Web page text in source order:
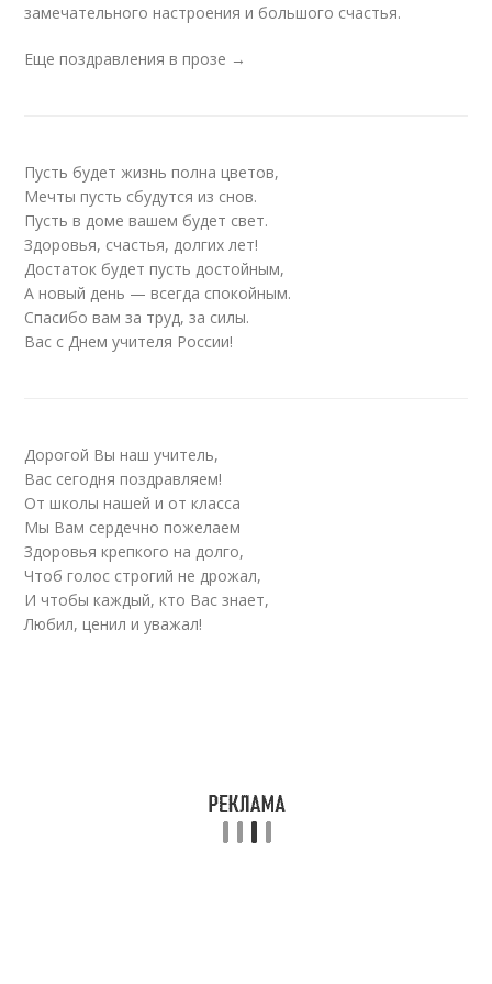
замечательного настроения и большого счастья.
Еще поздравления в прозе →
Пусть будет жизнь полна цветов,
Мечты пусть сбудутся из снов.
Пусть в доме вашем будет свет.
Здоровья, счастья, долгих лет!
Достаток будет пусть достойным,
А новый день — всегда спокойным.
Спасибо вам за труд, за силы.
Вас с Днем учителя России!
Дорогой Вы наш учитель,
Вас сегодня поздравляем!
От школы нашей и от класса
Мы Вам сердечно пожелаем
Здоровья крепкого на долго,
Чтоб голос строгий не дрожал,
И чтобы каждый, кто Вас знает,
Любил, ценил и уважал!